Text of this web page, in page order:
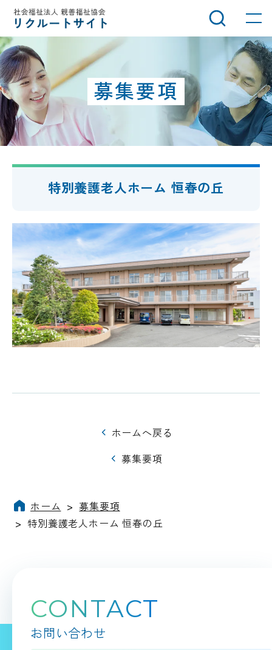
ー
バ
ル
ナ
ビ
ゲ
ー
へ
カ
ル
ナ
ビ
ゲ
ー
シ
タ
ー
へ
募集要項
特別養護老人ホーム 恒春の丘
募集要項
ホームへ戻る
ホーム >募集要項
> 特別養護老人ホーム 恒春の丘
CONTACT
お問い合わせ